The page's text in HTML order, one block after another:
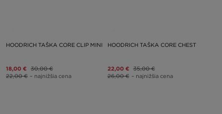
HOODRICH TAŠKA CORE CLIP MINI
18,00 € 30,00 €
22,00 € – najnižšia cena
HOODRICH TAŠKA CORE CHEST
22,00 € 35,00 €
26,00 € – najnižšia cena